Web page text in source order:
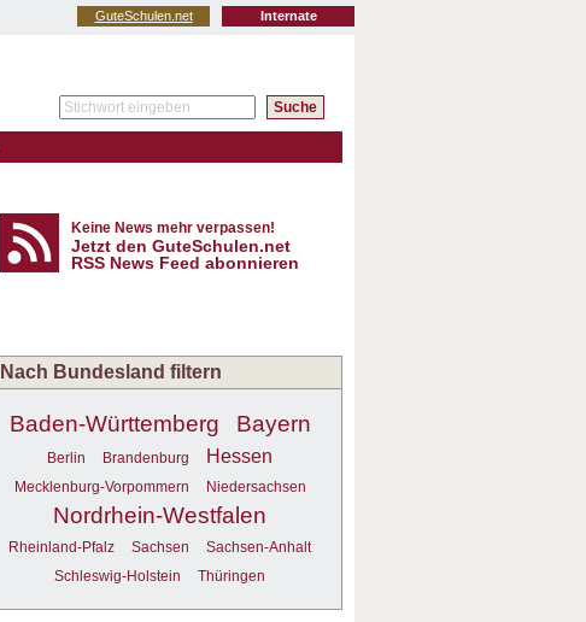
Internate
GuteSchulen.net
Keine News mehr verpassen!
Jetzt den GuteSchulen.net
RSS News Feed abonnieren
Nach Bundesland filtern
Baden-Württemberg Bayern
Berlin Brandenburg Hessen
Mecklenburg-Vorpommern Niedersachsen
Nordrhein-Westfalen
Rheinland-Pfalz Sachsen
Sachsen-Anhalt
Schleswig-Holstein
Thüringen